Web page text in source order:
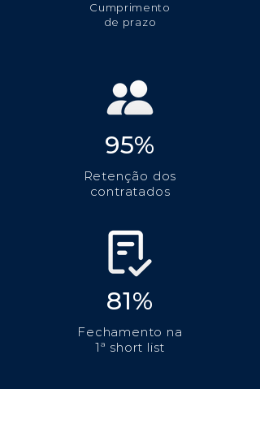
Cumprimento
de prazo
95%
Retenção dos
contratados
81%
Fechamento na
1ª short list